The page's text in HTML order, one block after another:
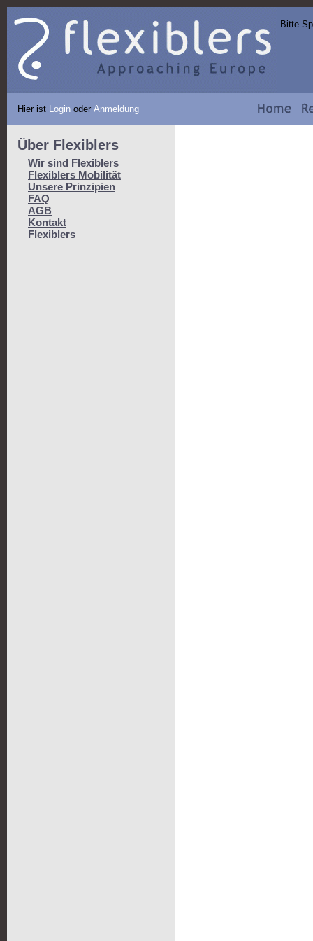
Bitte
Hier ist Login oder Anmeldung
Über Flexiblers
Wir sind Flexiblers
Flexiblers Mobilität
Unsere Prinzipien
FAQ
AGB
Kontakt
Flexiblers